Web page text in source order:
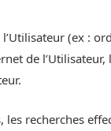
(ex :
de l’Utilisateur,
recherches